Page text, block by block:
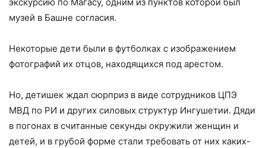
музей в Башне согласия.
Некоторые дети были в футболках с изображением
фотографий их отцов, находящихся под арестом.
Но, детишек ждал сюрприз в виде сотрудников ЦПЭ
МВД по РИ и других силовых структур Ингушетии. Дяди
в погонах в считанные секунды окружили женщин и
детей, и в грубой форме стали требовать от них каких-